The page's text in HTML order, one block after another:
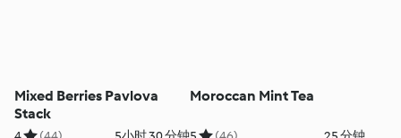
Mixed Berries Pavlova
Stack
Moroccan Mint Tea